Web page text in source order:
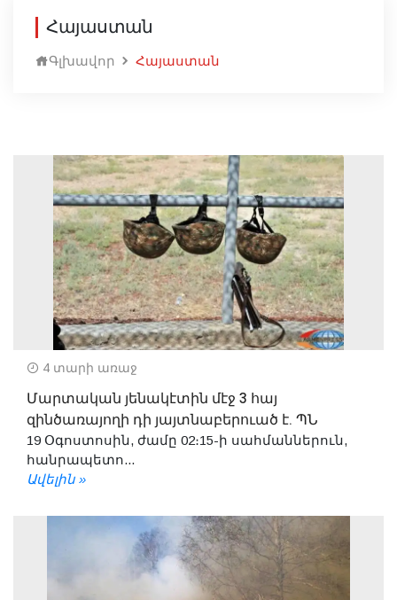
Հայաստան
Գլխավոր Հայաստան
4 տարի առաջ
Մարտական յենակէտին մէջ 3 հայ
զինծառայողի դի յայտնաբերուած է. ՊՆ
19 Օգոստոսին, ժամը 02։15-ի սահմաններուն,
հանրապետո...
Ավելին »